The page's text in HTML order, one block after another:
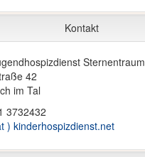
Kontakt
Sternentraum
42
im Tal
3732432
) kinderhospizdienst.net